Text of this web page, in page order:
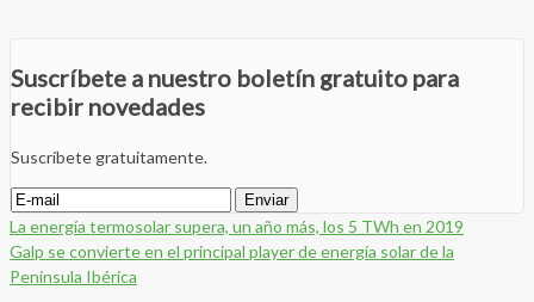
Suscríbete a nuestro boletín gratuito para
recibir novedades
Suscríbete gratuitamente.
La energía termosolar supera, un año más, los 5 TWh en 2019
Galp se convierte en el principal player de energía solar de la
Península Ibérica